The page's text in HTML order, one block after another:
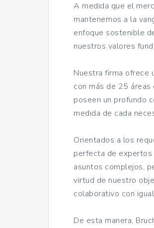
A medida que el
mantenernos a la
enfoque sostenible
nuestros valores
Nuestra firma ofrece
con más de 25
poseen un profundo
medida de cada
Orientados a los
perfecta de
asuntos complejos,
virtud de nuestro
colaborativo con
De esta manera,